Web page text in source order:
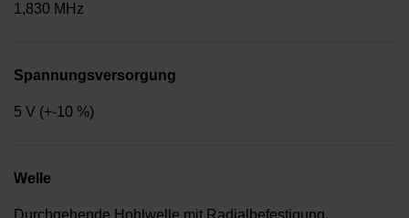
1,830 MHz
Spannungsversorgung
5 V (+-10 %)
Welle